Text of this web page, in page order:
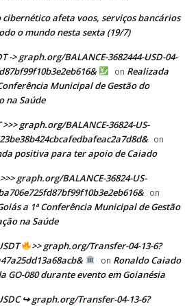
cibernético afeta voos, serviços bancários
o mundo nesta sexta (19/7)
-> graph.org/BALANCE-3682444-USD-04-
on Realizada
Municipal de Gestão do
na Saúde
graph.org/BALANCE-36824-US-
on
positiva para ter apoio de Caiado
graph.org/BALANCE-36824-US-
on
a 1ª Conferência Municipal de Gestão
na Saúde
>> graph.org/Transfer-04-13-6?
on Ronaldo Caiado
GO-080 durante evento em Goianésia
↪ graph.org/Transfer-04-13-6?